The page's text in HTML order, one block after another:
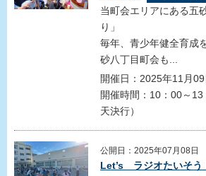
当町会エリアにある五
り」
毎年、青少年健全育成
砂八丁目町会も...
開催日：2025年11月09
開催時間：10：00～
天決行）
公開日：2025年07月08日
Let’s ラジオたいそう